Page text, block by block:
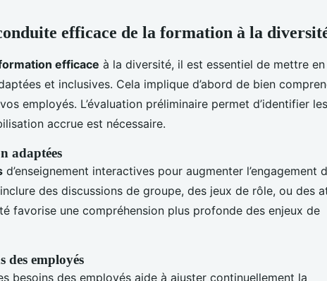
efficace de la formation à la
efficace à la diversité, il est essentiel de mettre en
et inclusives. Cela implique d’abord de bien
employés. L’évaluation préliminaire permet d’identifier les
accrue est nécessaire.
adaptées
d’enseignement interactives pour augmenter l’engagement
des discussions de groupe, des jeux de rôle, ou des
favorise une compréhension plus profonde des enjeux de
des employés
besoins des employés aide à ajuster continuellement la